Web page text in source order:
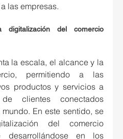
las empresas.
del comercio
la escala, el alcance y la
permitiendo a las
productos y servicios a
clientes conectados
En este sentido, se
del comercio
desarrollándose en los